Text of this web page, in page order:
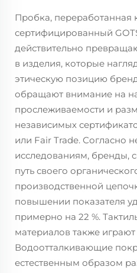
Пробка, переработанная
сертифицированный
действительно
в изделия, которые
этическую позицию
обращают внимание на
прослеживаемости и
независимых
или Fair Trade. Согласно
исследованиям, бренды,
путь своего
производственной
повышении показателя
примерно на 22 %.
материалов также
Водоотталкивающие
естественным образом